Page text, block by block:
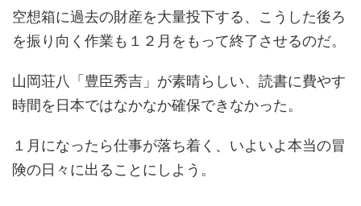
空想箱に過去の財産を大量投下する、こうした後ろ
を振り向く作業も１２月をもって終了させるのだ。
山岡荘八「豊臣秀吉」が素晴らしい、読書に費やす
時間を日本ではなかなか確保できなかった。
１月になったら仕事が落ち着く、いよいよ本当の冒
険の日々に出ることにしよう。